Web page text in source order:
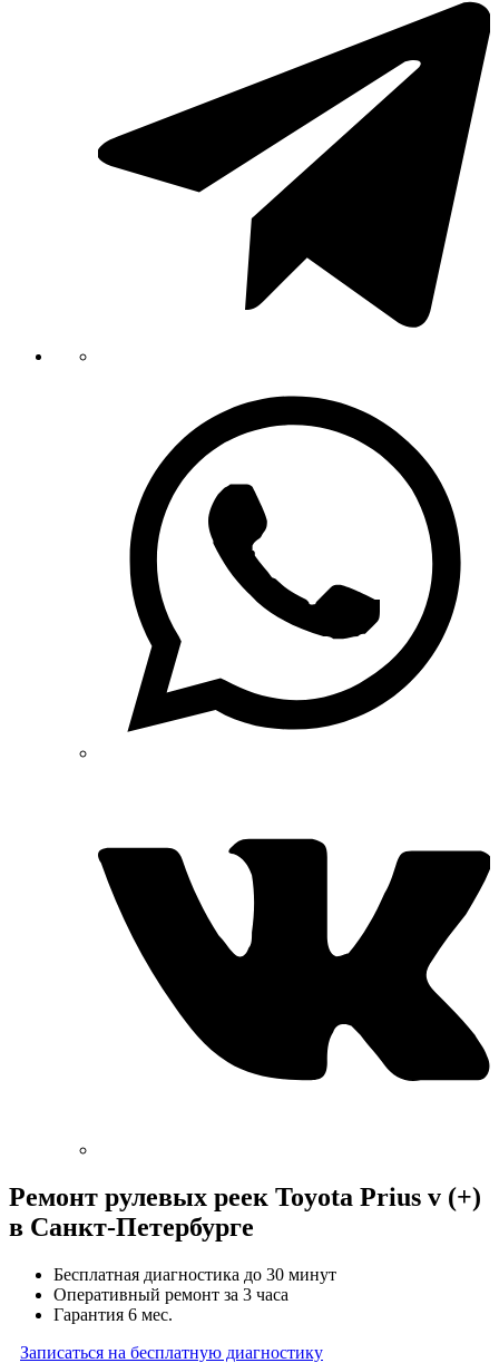
Ремонт рулевых реек Toyota Prius v (+)
в Санкт-Петербурге
Бесплатная диагностика до 30 минут
Оперативный ремонт за 3 часа
Гарантия 6 мес.
Записаться на бесплатную диагностику